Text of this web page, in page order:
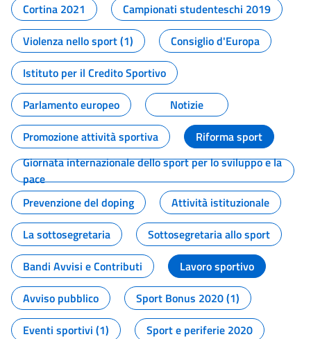
Cortina 2021
Campionati studenteschi 2019
Violenza nello sport (1)
Consiglio d'Europa
Istituto per il Credito Sportivo
Parlamento europeo
Notizie
Promozione attività sportiva
Riforma sport
Giornata internazionale dello sport per lo sviluppo e la
pace
Prevenzione del doping
Attività istituzionale
La sottosegretaria
Sottosegretaria allo sport
Bandi Avvisi e Contributi
Lavoro sportivo
Avviso pubblico
Sport Bonus 2020 (1)
Eventi sportivi (1)
Sport e periferie 2020